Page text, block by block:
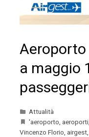
Aeroporto
a maggio
Attualità
'aeroporto, aeroporti,
Vincenzo Florio, airgest,